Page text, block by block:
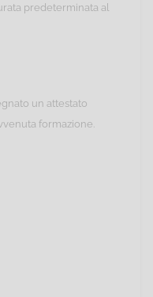
predeterminata al
un attestato
formazione.